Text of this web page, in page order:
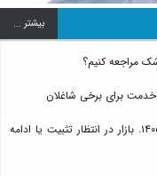
بيشتر ...
مراجعه کنیم؟
برای برخی شاغلان
پیش بینی قیمت طلا، سکه و دلار شنبه ۱۷ مرداد ۱۴۰۵. بازار در انتظار تثبیت یا ادامه